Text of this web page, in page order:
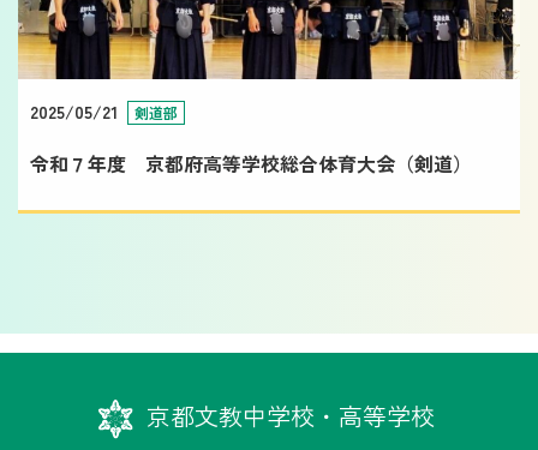
2025/05/21 剣道部
令和７年度 京都府高等学校総合体育大会（剣道）
京都文教中学校・高等学校